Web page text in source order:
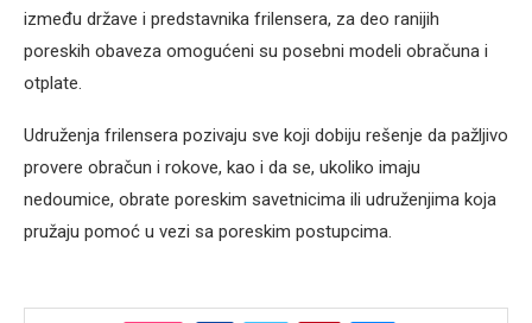
između države i predstavnika frilensera, za deo ranijih
poreskih obaveza omogućeni su posebni modeli obračuna i
otplate.
Udruženja frilensera pozivaju sve koji dobiju rešenje da pažljivo
provere obračun i rokove, kao i da se, ukoliko imaju
nedoumice, obrate poreskim savetnicima ili udruženjima koja
pružaju pomoć u vezi sa poreskim postupcima.